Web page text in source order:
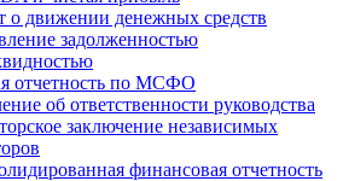
о движении денежных средств
задолженностью
отчетность по МСФО
об ответственности руководства
заключение независимых
финансовая отчетность